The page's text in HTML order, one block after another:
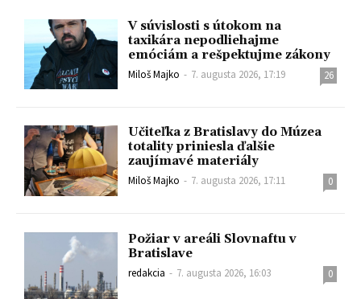
V súvislosti s útokom na
taxikára nepodliehajme
emóciám a rešpektujme zákony
Miloš Majko - 7. augusta 2026, 17:19 26
Učiteľka z Bratislavy do Múzea
totality priniesla ďalšie
zaujímavé materiály
Miloš Majko - 7. augusta 2026, 17:11 0
Požiar v areáli Slovnaftu v
Bratislave
redakcia - 7. augusta 2026, 16:03 0